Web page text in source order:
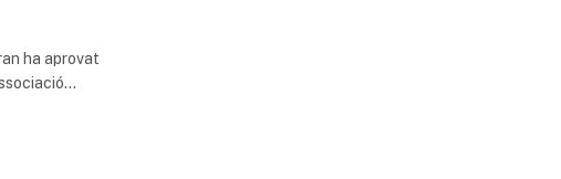
ha aprovat